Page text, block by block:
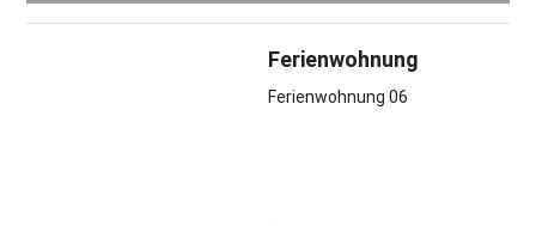
Ferienwohnung
Ferienwohnung 06